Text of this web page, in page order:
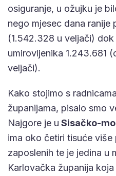
osiguranje, u ožujku je
nego mjesec dana ranije
(1.542.328 u veljači) dok
umirovljenika 1.243.681
veljači).
Kako stojimo s
županijama, pisalo smo
Najgore je u Sisačko-
ima oko četiri tisuće više
zaposlenih te je jedina u
Karlovačka županija